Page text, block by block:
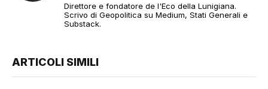
Direttore e fondatore de l'Eco della Lunigiana.
Scrivo di Geopolitica su Medium, Stati Generali e
Substack.
ARTICOLI SIMILI